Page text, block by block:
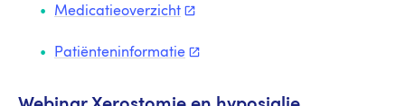
Medicatieoverzicht
Patiënteninformatie